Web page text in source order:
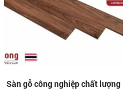
Sàn gỗ công nghiệp chất lượng